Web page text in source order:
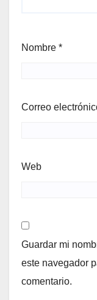
Nombre *
Correo
Web
Guardar mi
este navegador
comentario.